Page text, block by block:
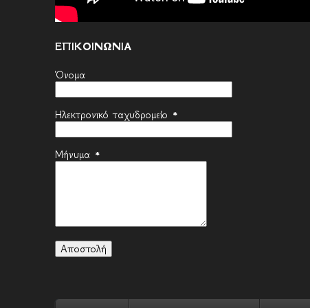
ΕΠΙΚΟΙΝΩΝΙΑ
Όνομα
Ηλεκτρονικό ταχυδρομείο *
Μήνυμα *